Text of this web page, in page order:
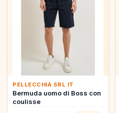
PELLECCHIA SRL IT
Bermuda uomo di Boss con
coulisse